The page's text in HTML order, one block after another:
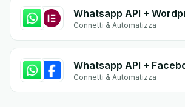
Connetti & Automatizza
Connetti & Automatizza